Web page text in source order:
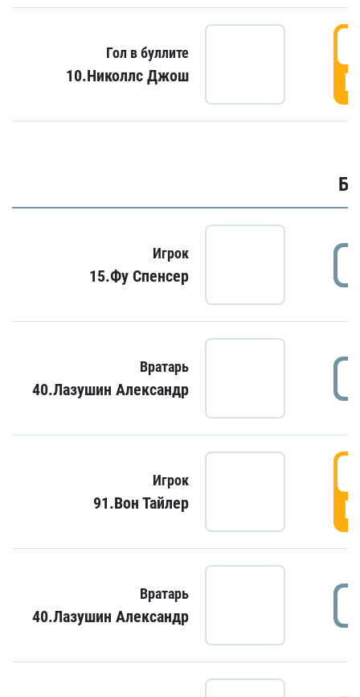
Гол в буллите
10.Николлс Джош
Игрок
15.Фу Спенсер
Вратарь
40.Лазушин Александр
Игрок
91.Вон Тайлер
Вратарь
40.Лазушин Александр